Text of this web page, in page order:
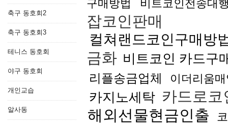
축구 동호회2
축구 동호회3
테니스 동호회
야구 동호회
개인교습
알사동
구매방법 비트코인전송대
잡코인판매
컬쳐랜드코인구매방
금화 비트코인 카드구
리플송금업체 이더리움
카지노세탁 카드로
해외선물현금인출